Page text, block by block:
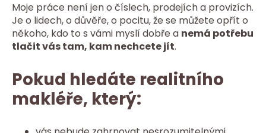
Moje práce není jen o číslech, prodejích a provizích.
Je o lidech, o důvěře, o pocitu, že se můžete opřít o
někoho, kdo to s vámi myslí dobře a nemá potřebu
tlačit vás tam, kam nechcete jít.
Pokud hledáte realitního
makléře, který: